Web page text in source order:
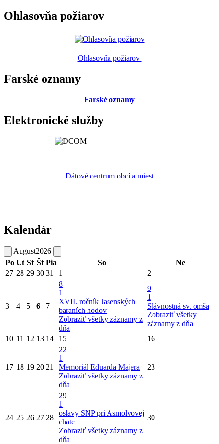
Ohlasovňa požiarov
Ohlasovňa požiarov
Farské oznamy
Farské oznamy
Elektronické služby
Dátové centrum obcí a miest
Kalendár
August2026
Po Ut St Št Pia So
Ne
27 28 29 30 31 1 2
3 4 5 6 7
8
1
XVII. ročník Jasenských
baraních hodov
Zobraziť všetky záznamy z
dňa
9
1
Slávnostná sv. omša
Zobraziť všetky
záznamy z dňa
10 11 12 13 14 15 16
17 18 19 20 21
22
1
Memoriál Eduarda Majera
Zobraziť všetky záznamy z
dňa
23
24 25 26 27 28
29
1
oslavy SNP pri Asmolvovej
chate
Zobraziť všetky záznamy z
dňa
30